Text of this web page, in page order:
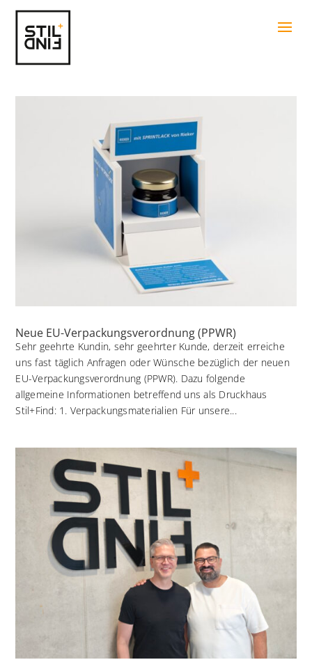
Neue EU-Verpackungsverordnung (PPWR)
Sehr geehrte Kundin, sehr geehrter Kunde, derzeit erreiche
uns fast täglich Anfragen oder Wünsche bezüglich der neuen
EU-Verpackungsverordnung (PPWR). Dazu folgende
allgemeine Informationen betreffend uns als Druckhaus
Stil+Find: 1. Verpackungsmaterialien Für unsere...